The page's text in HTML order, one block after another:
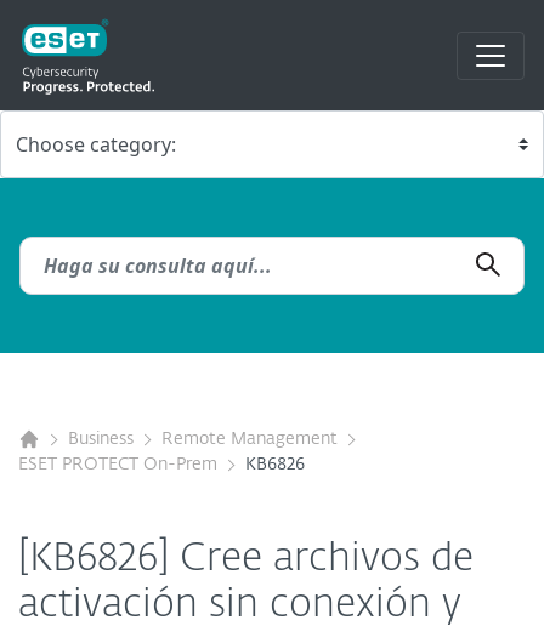
Business
Remote Management
ESET PROTECT On-Prem
KB6826
[KB6826] Cree archivos de
activación sin conexión y